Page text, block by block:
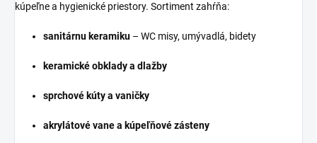
kúpeľne a hygienické priestory. Sortiment zahŕňa:
sanitárnu keramiku – WC misy, umývadlá, bidety
keramické obklady a dlažby
sprchové kúty a vaničky
akrylátové vane a kúpeľňové zásteny